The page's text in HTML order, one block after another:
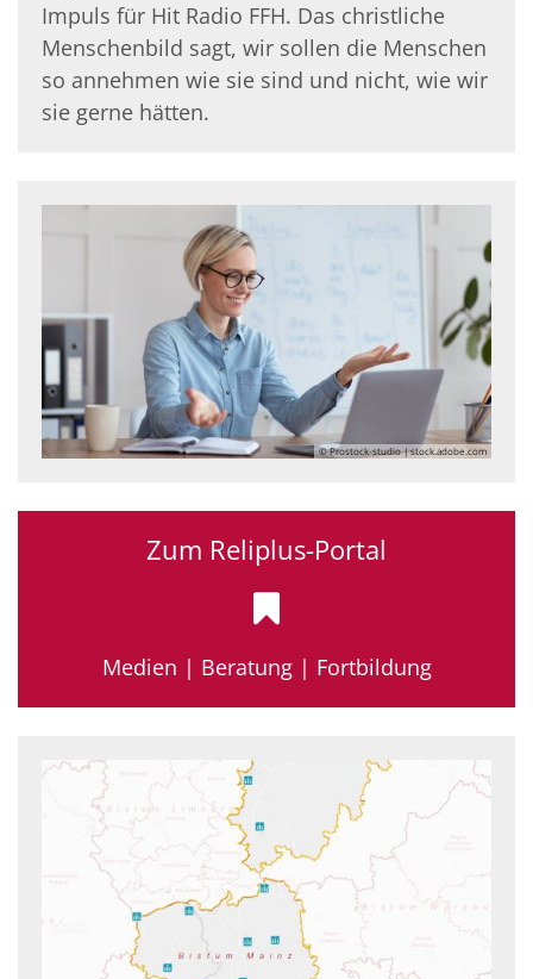
Impuls für Hit Radio FFH. Das christliche
Menschenbild sagt, wir sollen die Menschen
so annehmen wie sie sind und nicht, wie wir
sie gerne hätten.
© Prostock-studio | stock.adobe.com
Zum Reliplus-Portal
Medien | Beratung | Fortbildung